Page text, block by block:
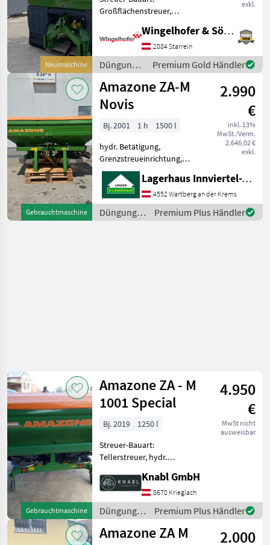
Neumaschine
exkl.
Großflächenstreuer,
Streumengenverstellung -
Amazone Düngerstreuer ZA
Super bestehend aus
Rahmen und
Grundbehälter - Profis-Wie
Wingelhofer & Söhne GmbH
2084 Starrein
Düngung
und
Beregnung
/ Amazone
Premium Gold Händler
Gebrauchtmaschine
Amazone ZA-M
Novis
2.990
€
inkl. 13%
MwSt./Verm.
2.646,02 €
exkl.
Bj. 2001 1 h
1500 l
hydr. Betätigung,
Grenzstreueinrichtung,
Streumengenverstellung
+Grenzstreueinrichtung +
Aufatz + Plane
+hydraulische
Schieberbetätigung
Lagerhaus Innviertel-Traunviertel-Urfahr eGen, Wartberg/Krems
4552 Wartberg an der Krems
Düngung
und
Premium Plus Händler
Gebrauchtmaschine
Amazone ZA - M
1001 Special
4.950
€
MwSt nicht
ausweisbar
Bj. 2019
1250 l
Streuer-Bauart:
Tellerstreuer, hydr.
Grenzstreueinrichtung,
Streumengenverstellung
Ein schöner gebrauchter
Amazone Düngestreuer
Zapfwelle Limitter [Randst
Knabl GmbH
8670 Krieglach
Düngung
und
Beregnung
Premium Plus Händler
Amazone ZA M
2.000